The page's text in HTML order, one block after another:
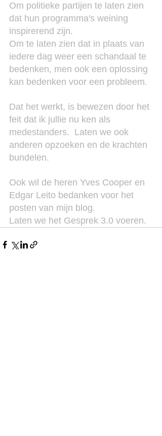
Om politieke partijen te laten zien
dat hun programma's weining
inspirerend zijn.
Om te laten zien dat in plaats van
iedere dag weer een schandaal te
bedenken, men ook een oplossing
kan bedenken voor een probleem.
Dat het werkt, is bewezen door het
feit dat ik jullie nu ken als
medestanders.  Laten we ook
anderen opzoeken en de krachten
bundelen.
Ook wil de heren Yves Cooper en
Edgar Leito bedanken voor het
posten van mijn blog.
Laten we het Gesprek 3.0 voeren.